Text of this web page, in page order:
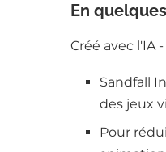
En
Créé avec l'IA
Sandfall
des jeux
Pour